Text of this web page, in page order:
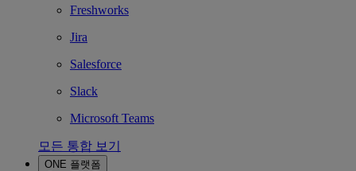
Freshworks
Jira
Salesforce
Slack
Microsoft Teams
모든 통합 보기
ONE 플랫폼